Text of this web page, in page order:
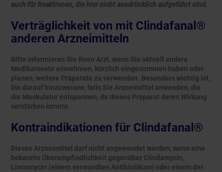
auch für Reaktionen, die hier nicht ausdrücklich aufgeführt sind.
Verträglichkeit von mit Clindafanal®
anderen Arzneimitteln
Bitte informieren Sie Ihren Arzt, wenn Sie aktuell andere
Medikamente einnehmen, kürzlich eingenommen haben oder
planen, weitere Präparate zu verwenden. Besonders wichtig ist,
ihn darauf hinzuweisen, falls Sie Arzneimittel anwenden, die
die Muskulatur entspannen, da dieses Präparat deren Wirkung
verstärken könnte.
Kontraindikationen für Clindafanal®
Dieses Arzneimittel darf nicht angewendet werden, wenn eine
bekannte Überempfindlichkeit gegenüber Clindamycin,
Lincomycin (einem verwandten Antibiotikum) oder einem der